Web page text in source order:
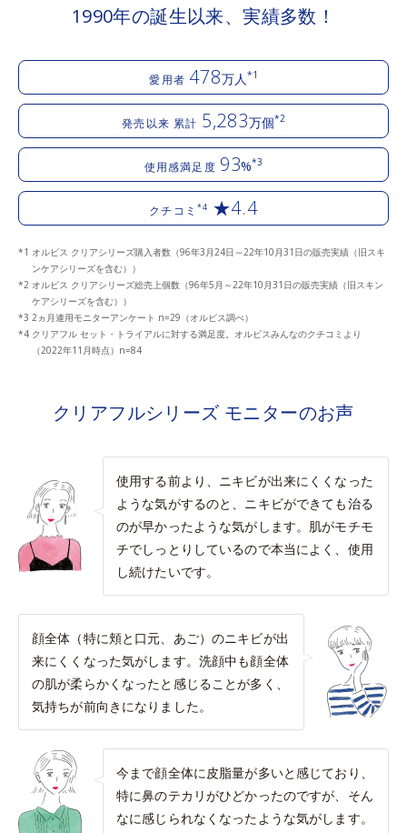
1990年の誕生以来、実績多数！
愛用者 478万人*1
発売以来 累計 5,283万個*2
使用感満足度 93%*3
クチコミ*4 ★4.4
オルビス クリアシリーズ購入者数（96年3月24日～22年10月31日の販売実績（旧スキ
ンケアシリーズを含む））
オルビス クリアシリーズ総売上個数（96年5月～22年10月31日の販売実績（旧スキン
ケアシリーズを含む））
2ヵ月連用モニターアンケート n=29（オルビス調べ）
クリアフル セット・トライアルに対する満足度。オルビスみんなのクチコミより
（2022年11月時点）n=84
クリアフルシリーズ モニターのお声
使用する前より、ニキビが出来にくくなった
ような気がするのと、ニキビができても治る
のが早かったような気がします。肌がモチモ
チでしっとりしているので本当によく、使用
し続けたいです。
顔全体（特に頬と口元、あご）のニキビが出
来にくくなった気がします。洗顔中も顔全体
の肌が柔らかくなったと感じることが多く、
気持ちが前向きになりました。
今まで顔全体に皮脂量が多いと感じており、
特に鼻のテカリがひどかったのですが、そん
なに感じられなくなったような気がします。